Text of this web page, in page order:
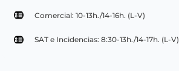
Comercial: 10-13h./14-16h. (L-V)
SAT e Incidencias: 8:30-13h./14-17h. (L-V)